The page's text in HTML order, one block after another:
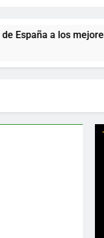
mejores jamones 2026